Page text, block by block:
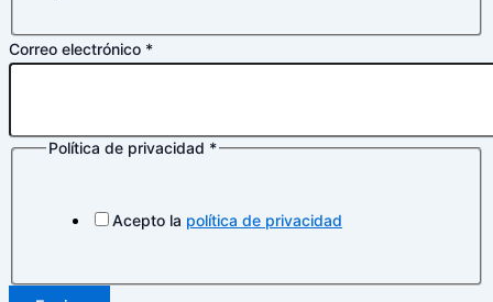
Correo electrónico *
Política de privacidad *
Acepto la política de privacidad